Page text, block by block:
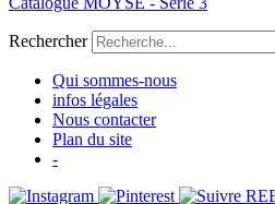
Rechercher
Qui sommes-nous
infos légales
Nous contacter
Plan du site
-